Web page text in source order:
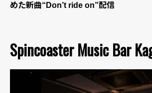
めた新曲“Don’t ride on”配信
Spincoaster Music Bar